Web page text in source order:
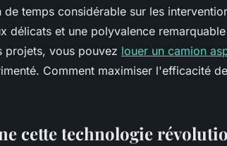
temps considérable sur les
délicats et une polyvalence
projets, vous pouvez louer un camion
Comment maximiser l'efficacité
cette technologie